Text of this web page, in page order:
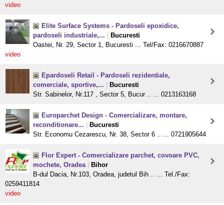
video
Elite Surface Systems - Pardoseli epoxidice,
pardoseli industriale,...
Bucuresti
Oastei, Nr. 29, Sector 1, Bucuresti ... Tel/Fax: 0216670887
video
Epardoseli Retail - Pardoseli rezidentiale,
comerciale, sportive,...
Bucuresti
Str. Sabinelor, Nr.117 , Sector 5, Bucur .. ... 0213163168
Europarchet Design - Comercializare, montare,
reconditionare...
Bucuresti
Str. Economu Cezarescu, Nr. 38, Sector 6 .. ... 0721905644
Flor Expert - Comercializare parchet, covoare PVC,
mochete, Oradea
Bihor
B-dul Dacia, Nr.103, Oradea, judetul Bih .. ... Tel./Fax:
0259411814
video